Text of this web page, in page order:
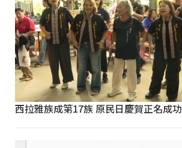
西拉雅族成第17族 原民日慶賀正名成功